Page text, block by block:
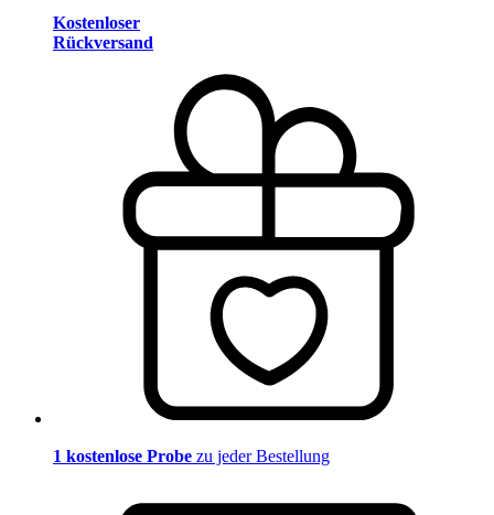
Kostenloser
Rückversand
1 kostenlose Probe zu jeder Bestellung